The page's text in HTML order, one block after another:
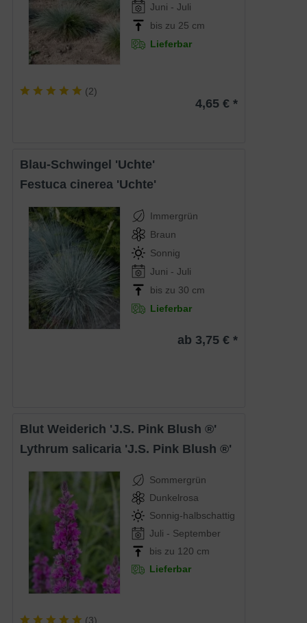
Juni - Juli
bis zu 25 cm
Lieferbar
(2)
4,65 € *
Blau-Schwingel 'Uchte'
Festuca cinerea 'Uchte'
Immergrün
Braun
Sonnig
Juni - Juli
bis zu 30 cm
Lieferbar
ab 3,75 € *
Blut Weiderich 'J.S. Pink Blush ®'
Lythrum salicaria 'J.S. Pink Blush ®'
Sommergrün
Dunkelrosa
Sonnig-halbschattig
Juli - September
bis zu 120 cm
Lieferbar
(3)